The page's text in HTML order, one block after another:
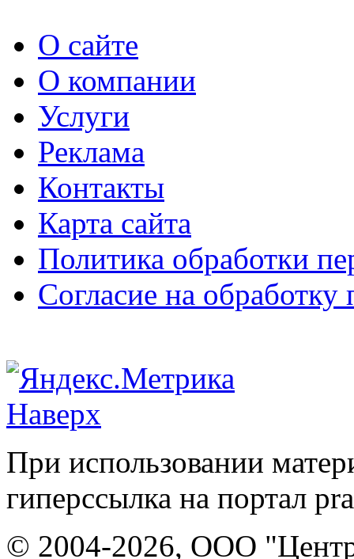
О сайте
О компании
Услуги
Реклама
Контакты
Карта сайта
Политика обработки
Согласие на
Наверх
При использовании
гиперссылка на портал
© 2004-2026, ООО "Центр